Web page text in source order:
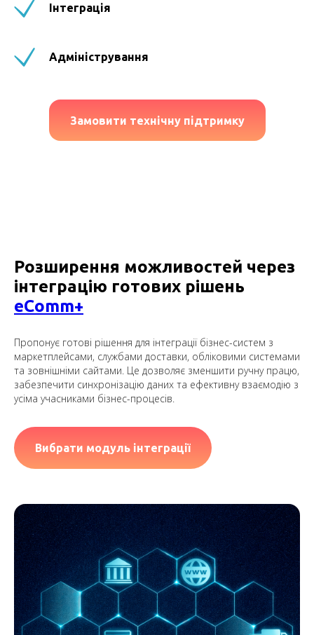
Інтеграція
Адміністрування
Замовити технічну підтримку
Розширення можливостей через
інтеграцію готових рішень
eComm+
Пропонує готові рішення для інтеграції бізнес-систем з
маркетплейсами, службами доставки, обліковими системами
та зовнішніми сайтами. Це дозволяє зменшити ручну працю,
забезпечити синхронізацію даних та ефективну взаємодію з
усіма учасниками бізнес-процесів.
Вибрати модуль інтеграції